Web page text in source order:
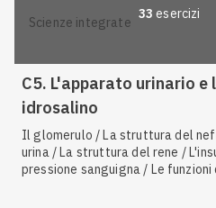
scienze integrate
33 esercizi
C5. L'apparato urinario e
idrosalino
Il glomerulo / La struttura del
urina / La struttura del rene /
pressione sanguigna / Le